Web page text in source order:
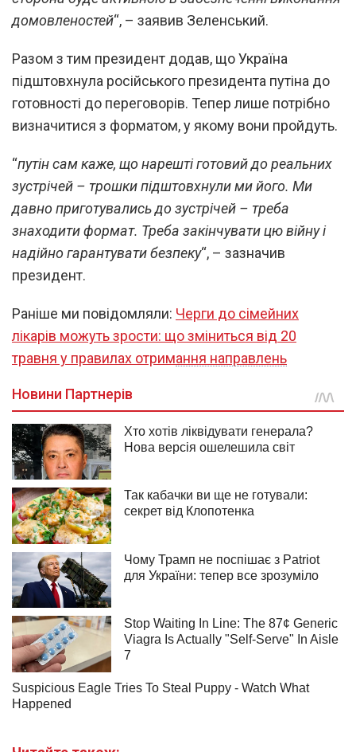
домовленостей“, – заявив Зеленський.
Разом з тим президент додав, що Україна
підштовхнула російського президента путіна до
готовності до переговорів. Тепер лише потрібно
визначитися з форматом, у якому вони пройдуть.
“путін сам каже, що нарешті готовий до реальних
зустрічей – трошки підштовхнули ми його. Ми
давно приготувались до зустрічей – треба
знаходити формат. Треба закінчувати цю війну і
надійно гарантувати безпеку“, – зазначив
президент.
Раніше ми повідомляли: Черги до сімейних
лікарів можуть зрости: що зміниться від 20
травня у правилах отримання направлень